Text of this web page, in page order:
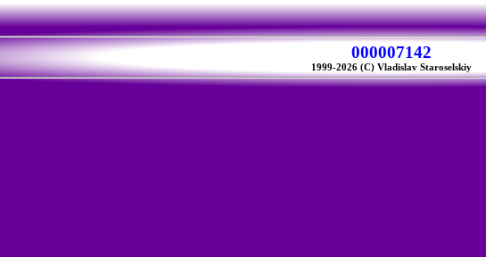
000007142
1999-2026 (C) Vladislav Staroselskiy